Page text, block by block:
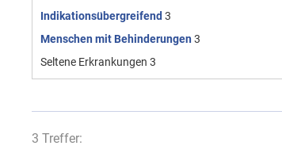
Indikationsübergreifend 3
Menschen mit Behinderungen 3
Seltene Erkrankungen 3
3 Treffer: